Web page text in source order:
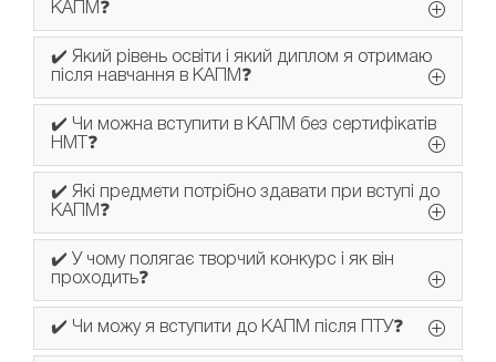
КАПМ❓
✔️ Який рівень освіти і який диплом я отримаю
після навчання в КАПМ❓
✔️ Чи можна вступити в КАПМ без сертифікатів
НМТ❓
✔️ Які предмети потрібно здавати при вступі до
КАПМ❓
✔️ У чому полягає творчий конкурс і як він
проходить❓
✔️ Чи можу я вступити до КАПМ після ПТУ❓